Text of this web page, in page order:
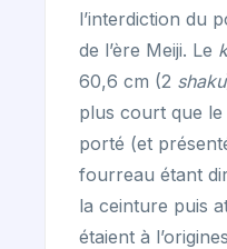
l’interdiction du
de l’ère Meiji. Le
60,6 cm (2 shaku
plus court que le
porté (et
fourreau étant
la ceinture puis
étaient à